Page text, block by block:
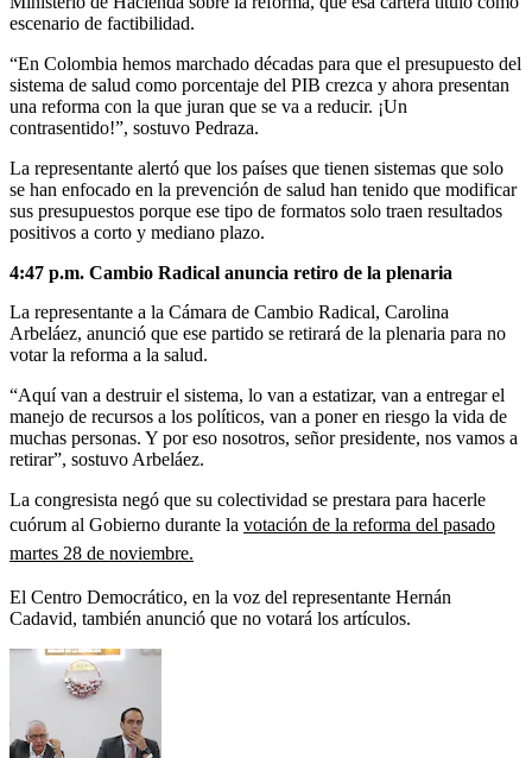
escenario de factibilidad.
“En Colombia hemos marchado décadas para que el presupuesto del
sistema de salud como porcentaje del PIB crezca y ahora presentan
una reforma con la que juran que se va a reducir. ¡Un
contrasentido!”, sostuvo Pedraza.
La representante alertó que los países que tienen sistemas que solo
se han enfocado en la prevención de salud han tenido que modificar
sus presupuestos porque ese tipo de formatos solo traen resultados
positivos a corto y mediano plazo.
4:47 p.m. Cambio Radical anuncia retiro de la plenaria
La representante a la Cámara de Cambio Radical, Carolina
Arbeláez, anunció que ese partido se retirará de la plenaria para no
votar la reforma a la salud.
“Aquí van a destruir el sistema, lo van a estatizar, van a entregar el
manejo de recursos a los políticos, van a poner en riesgo la vida de
muchas personas. Y por eso nosotros, señor presidente, nos vamos a
retirar”, sostuvo Arbeláez.
La congresista negó que su colectividad se prestara para hacerle
cuórum al Gobierno durante la votación de la reforma del pasado
martes 28 de noviembre.
El Centro Democrático, en la voz del representante Hernán
Cadavid, también anunció que no votará los artículos.